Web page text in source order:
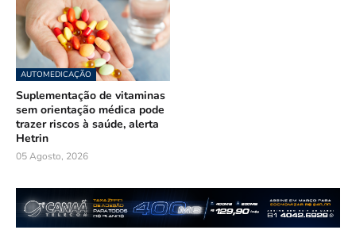
AUTOMEDICAÇÃO
Suplementação de vitaminas
sem orientação médica pode
trazer riscos à saúde, alerta
Hetrin
05 Agosto, 2026